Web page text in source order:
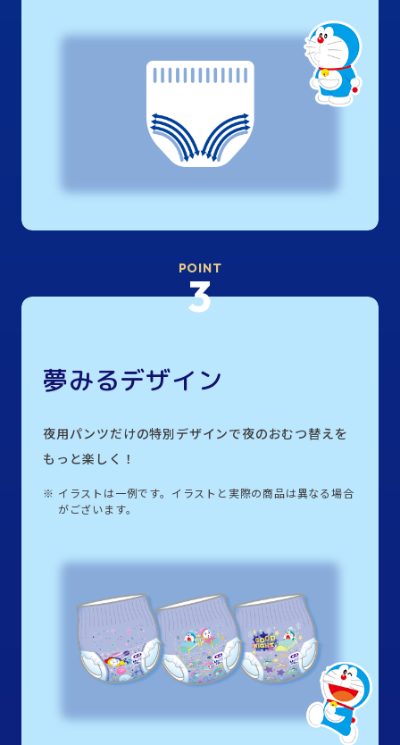
POINT
3
夢みるデザイン
夜用パンツだけの特別デザインで夜のおむつ替えを
もっと楽しく！
※ イラストは一例です。イラストと実際の商品は異なる場合
がございます。